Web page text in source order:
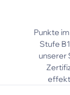
Punkte
Stufe
unserer